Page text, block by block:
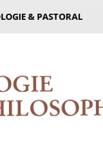
& PASTORAL